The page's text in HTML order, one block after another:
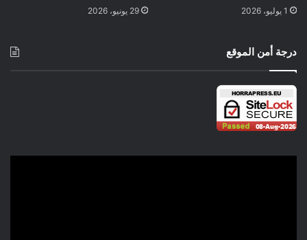
وصفت النظرية بشكل صحيح العديد من الوقائع منذ عقود أو حتى منذ
للتكرار، أو على الأقل يمكن التحقق منها …) والتي تبدو الآن غير
تماما، بل نقوم بتنقيحها.
بالنسبة للعلوم الأقل صعوبة مثل علم الأحياء، يكون الأمر أكثر تعقيدا
يوما على الإصابة أو قبلها ب3 أيام.
1 يوليو، 2026 29 يونيو، 2026
درجة أمن الموقع